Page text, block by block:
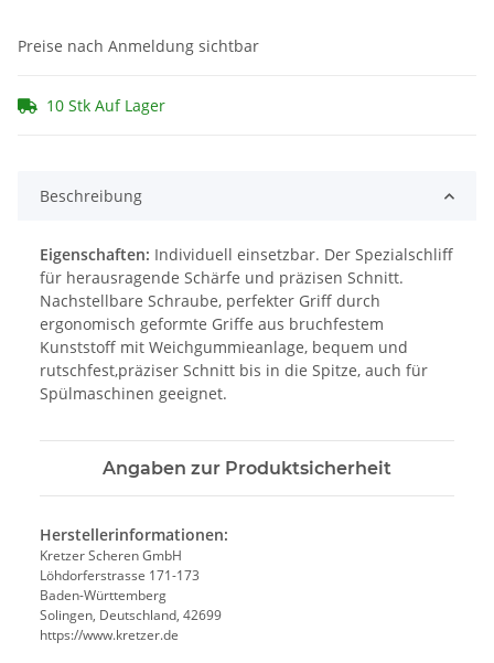
Preise nach Anmeldung sichtbar
10 Stk Auf Lager
Beschreibung
Eigenschaften: Individuell einsetzbar. Der Spezialschliff
für herausragende Schärfe und präzisen Schnitt.
Nachstellbare Schraube, perfekter Griff durch
ergonomisch geformte Griffe aus bruchfestem
Kunststoff mit Weichgummieanlage, bequem und
rutschfest,präziser Schnitt bis in die Spitze, auch für
Spülmaschinen geeignet.
Angaben zur Produktsicherheit
Herstellerinformationen:
Kretzer Scheren GmbH
Löhdorferstrasse 171-173
Baden-Württemberg
Solingen, Deutschland, 42699
https://www.kretzer.de